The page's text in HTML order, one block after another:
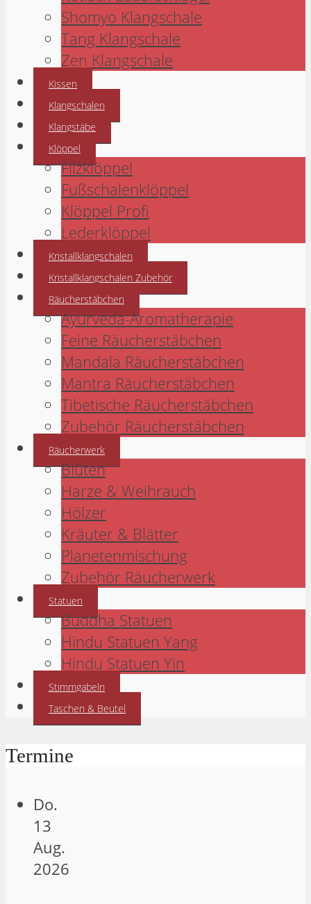
Shomyo Klangschale
Tang Klangschale
Zen Klangschale
Kissen
Klangschalen
Klangstäbe
Klöppel
Filzklöppel
Fußschalenklöppel
Klöppel Profi
Lederklöppel
Kristallklangschalen
Kristallklangschalen Zubehör
Räucherstäbchen
Ayurveda-Aromatherapie
Feine Räucherstäbchen
Mandala Räucherstäbchen
Mantra Räucherstäbchen
Tibetische Räucherstäbchen
Zubehör Räucherstäbchen
Räucherwerk
Blüten
Harze & Weihrauch
Hölzer
Kräuter & Blätter
Planetenmischung
Zubehör Räucherwerk
Statuen
Buddha Statuen
Hindu Statuen Yang
Hindu Statuen Yin
Stimmgabeln
Taschen & Beutel
Termine
Do.
13
Aug.
2026